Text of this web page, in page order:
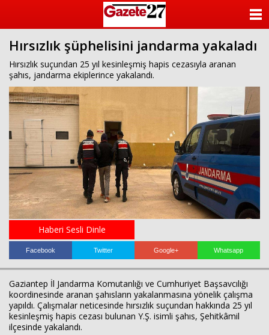
Hırsızlık şüphelisini jandarma yakaladı
Hırsızlık suçundan 25 yıl kesinleşmiş hapis cezasıyla aranan
şahıs, jandarma ekiplerince yakalandı.
Haberi Sesli Dinle
Facebook Twitter Google+ Whatsapp
Gaziantep İl Jandarma Komutanlığı ve Cumhuriyet Başsavcılığı
koordinesinde aranan şahısların yakalanmasına yönelik çalışma
yapıldı. Çalışmalar neticesinde hırsızlık suçundan hakkında 25 yıl
kesinleşmiş hapis cezası bulunan Y.Ş. isimli şahıs, Şehitkâmil
ilçesinde yakalandı.
KATEGORİLER
FOTO GALERİ
VİDEO GALERİ
KÜNYE
İLETİŞİM